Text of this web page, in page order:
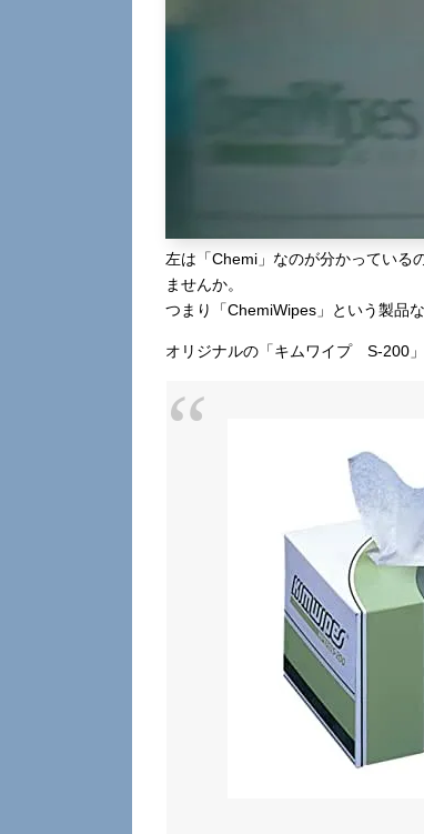
左は「Chemi」なのが分かっている
ませんか。
つまり「ChemiWipes」という製品
オリジナルの「キムワイプ S-200」